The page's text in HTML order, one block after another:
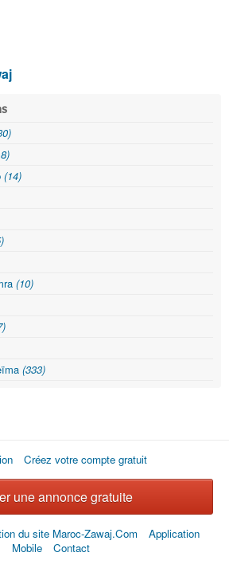
(14)
(10)
(333)
Créez votre compte gratuit
une annonce gratuite
du site Maroc-Zawaj.Com
Application
Mobile
Contact